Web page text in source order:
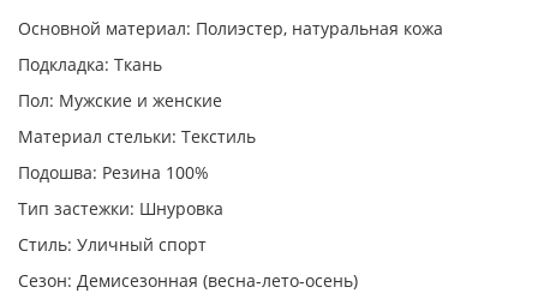
Основной материал: Полиэстер, натуральная кожа
Подкладка: Ткань
Пол: Мужские и женские
Материал стельки: Текстиль
Подошва: Резина 100%
Тип застежки: Шнуровка
Стиль: Уличный спорт
Сезон: Демисезонная (весна-лето-осень)